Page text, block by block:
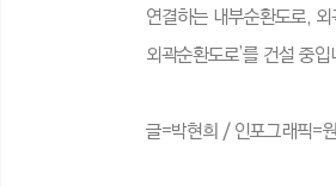
연결하는 내부순환도로,
외곽순환도로’를 건설 중입
글=박현희 / 인포그래픽=